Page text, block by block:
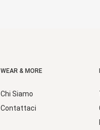
WEAR & MORE
Chi Siamo
Contattaci